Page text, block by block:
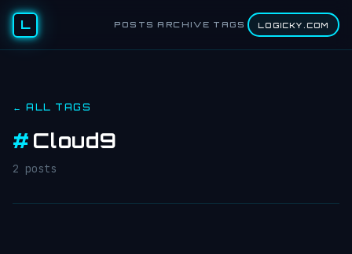
L POSTS ARCHIVE TAGS LOGICKY.COM
← ALL TAGS
# Cloud9
2 posts